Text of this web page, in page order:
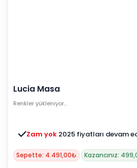
Lucia Masa
Renkler yükleniyor…
Zam yok 2025 fiyatları devam
Sepette: 4.491,00₺ Kazancınız: